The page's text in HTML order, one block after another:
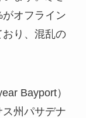
オフライン
おり、混乱の
Bayport）
州パサデナ